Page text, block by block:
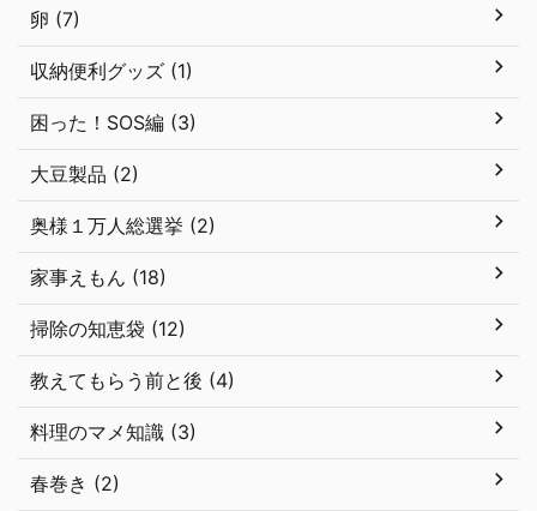
卵 (7)
収納便利グッズ (1)
困った！SOS編 (3)
大豆製品 (2)
奥様１万人総選挙 (2)
家事えもん (18)
掃除の知恵袋 (12)
教えてもらう前と後 (4)
料理のマメ知識 (3)
春巻き (2)